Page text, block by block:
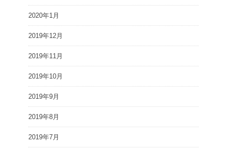
2020年1月
2019年12月
2019年11月
2019年10月
2019年9月
2019年8月
2019年7月